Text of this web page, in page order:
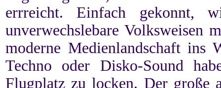
errreicht. Einfach gekonnt,
unverwechslebare Volksweisen
moderne Medienlandschaft ins
Techno oder Disko-Sound
Flugplatz zu locken. Der große